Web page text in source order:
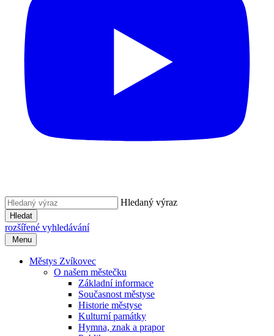
Hledaný výraz
Hledat
rozšířené vyhledávání
Menu
Městys Zvíkovec
O našem městečku
Základní informace
Současnost městyse
Historie městyse
Kulturní památky
Hymna, znak a prapor